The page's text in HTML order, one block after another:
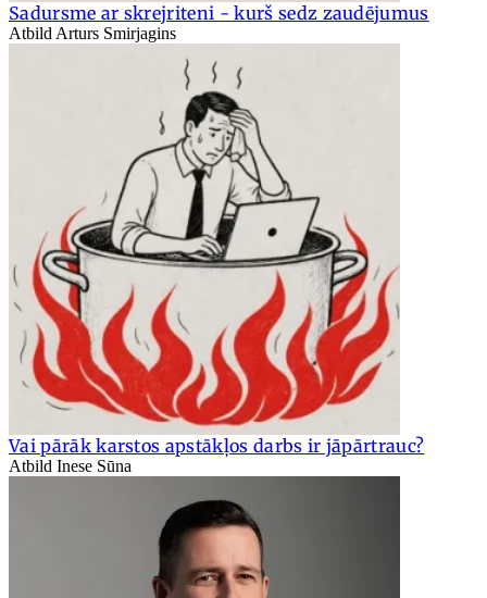
Sadursme ar skrejriteni - kurš sedz zaudējumus
Atbild Arturs Smirjagins
Vai pārāk karstos apstākļos darbs ir jāpārtrauc?
Atbild Inese Sūna